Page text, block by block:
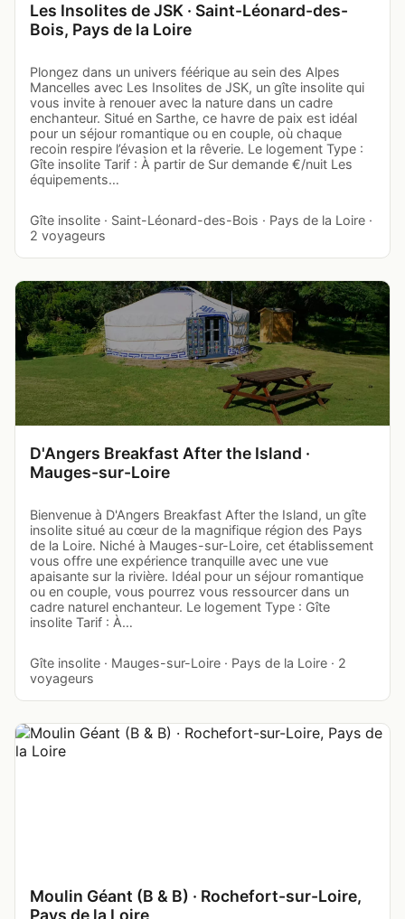
Les Insolites de JSK · Saint-Léonard-des-
Bois, Pays de la Loire
Plongez dans un univers féérique au sein des Alpes
Mancelles avec Les Insolites de JSK, un gîte insolite qui
vous invite à renouer avec la nature dans un cadre
enchanteur. Situé en Sarthe, ce havre de paix est idéal
pour un séjour romantique ou en couple, où chaque
recoin respire l’évasion et la rêverie. Le logement Type :
Gîte insolite Tarif : À partir de Sur demande €/nuit Les
équipements…
Gîte insolite · Saint-Léonard-des-Bois · Pays de la Loire ·
2 voyageurs
D'Angers Breakfast After the Island ·
Mauges-sur-Loire
Bienvenue à D'Angers Breakfast After the Island, un gîte
insolite situé au cœur de la magnifique région des Pays
de la Loire. Niché à Mauges-sur-Loire, cet établissement
vous offre une expérience tranquille avec une vue
apaisante sur la rivière. Idéal pour un séjour romantique
ou en couple, vous pourrez vous ressourcer dans un
cadre naturel enchanteur. Le logement Type : Gîte
insolite Tarif : À…
Gîte insolite · Mauges-sur-Loire · Pays de la Loire · 2
voyageurs
Moulin Géant (B & B) · Rochefort-sur-Loire,